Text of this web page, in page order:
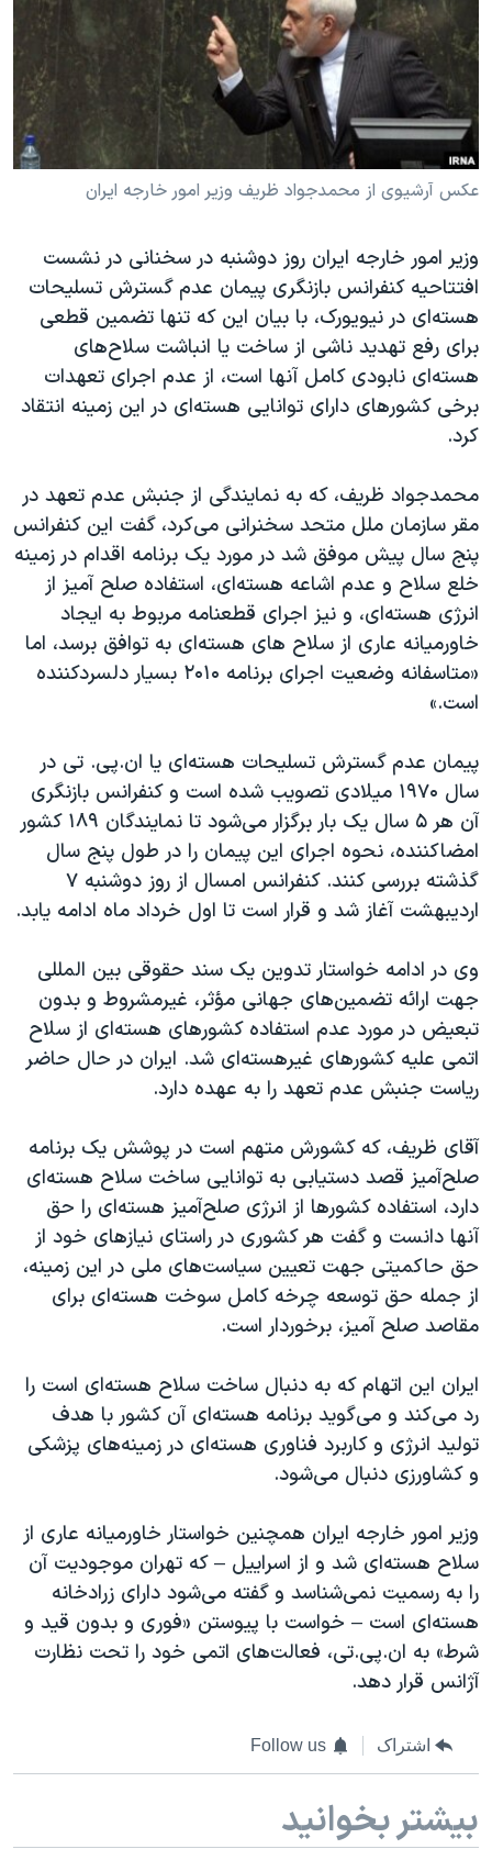
فرهنگ و زندگی
حقوق شهروندی
اقتصادی
علم و فناوری
اسرائیل در جنگ
آرشیو پخش زنده
مستندها
انتخابات ریاست جمهوری آمریکا ۲۰۲۴
حمله جمهوری اسلامی به اسرائیل
رمز مهسا
ورزش زنان در ایران
مجموعه مستندهای دادخواهی
تریبونال مردمی آبان ۹۸
دادگاه حمید نوری
چهل سال گروگان‌گیری
قانون شفافیت دارائی کادر رهبری ایران
اسرائیل در جنگ
نرگس محمدی برنده جایزه نوبل صلح
همایش محافظه‌کاران آمریکا «سی‌پک»
صفحه‌های ویژه
سفر پرزیدنت ترامپ به چین
دنبال کنید
زبانهای مختلف
عکس آرشیوی از محمدجواد ظریف وزیر امور خارجه ایران
وزیر امور خارجه ایران روز دوشنبه در سخنانی در نشست
افتتاحیه کنفرانس بازنگری پیمان عدم گسترش تسلیحات
هسته‌ای در نیویورک، با بیان این که تنها تضمین قطعی
برای رفع تهدید ناشی از ساخت یا انباشت سلاح‌های
هسته‌ای نابودی کامل آنها است، از عدم اجرای تعهدات
برخی کشورهای دارای توانایی هسته‌ای در این زمینه انتقاد
کرد.
محمدجواد ظریف، که به نمایندگی از جنبش عدم تعهد در
مقر سازمان ملل متحد سخنرانی می‌کرد، گفت این کنفرانس
پنج سال پیش موفق شد در مورد یک برنامه اقدام در زمینه
خلع سلاح و عدم اشاعه هسته‌ای، استفاده صلح آمیز از
انرژی هسته‌ای، و نیز اجرای قطعنامه مربوط به ایجاد
خاورمیانه عاری از سلاح های هسته‌ای به توافق برسد، اما
«متاسفانه وضعیت اجرای برنامه ۲۰۱۰ بسیار دلسردکننده
است.»
پیمان عدم گسترش تسلیحات هسته‌ای یا ان.پی. تی در
سال ۱۹۷۰ میلادی تصویب شده است و کنفرانس بازنگری
آن هر ۵ سال یک بار برگزار می‌شود تا نمایندگان ۱۸۹ کشور
امضاکننده، نحوه اجرای این پیمان را در طول پنج سال
گذشته بررسی کنند. کنفرانس امسال از روز دوشنبه ۷
اردیبهشت آغاز شد و قرار است تا اول خرداد ماه ادامه یابد.
وی در ادامه خواستار تدوین یک سند حقوقی بین المللی
جهت ارائه تضمین‌های جهانی مؤثر، غیرمشروط و بدون
تبعیض در مورد عدم استفاده کشورهای هسته‌ای از سلاح‌
اتمی علیه کشورهای غیرهسته‌ای شد. ایران در حال حاضر
ریاست جنبش عدم تعهد را به عهده دارد.
آقای ظریف، که کشورش متهم است در پوشش یک برنامه
صلح‌آمیز قصد دستیابی به توانایی ساخت سلاح هسته‌ای
دارد، استفاده کشورها از انرژی صلح‌آمیز هسته‌ای را حق
آنها دانست و گفت هر کشوری در راستای نیازهای خود از
حق حاکمیتی جهت تعیین سیاست‌های ملی در این زمینه،
از جمله حق توسعه چرخه کامل سوخت هسته‌ای برای
مقاصد صلح آمیز، برخوردار است.
ایران این اتهام که به دنبال ساخت سلاح هسته‌ای است را
رد می‌کند و می‌گوید برنامه هسته‌ای آن کشور با هدف
تولید انرژی و کاربرد فناوری هسته‌ای در زمینه‌های پزشکی
و کشاورزی دنبال می‌شود.
وزیر امور خارجه ایران همچنین خواستار خاورمیانه عاری از
سلاح هسته‌ای شد و از اسراییل – که تهران موجودیت آن
را به رسمیت نمی‌شناسد و گفته می‌شود دارای زرادخانه
هسته‌ای است – خواست با پیوستن «فوری و بدون قید و
شرط» به ان.پی.تی، فعالت‌های اتمی خود را تحت نظارت
آژانس قرار دهد.
اشتراک Follow us
بیشتر بخوانید